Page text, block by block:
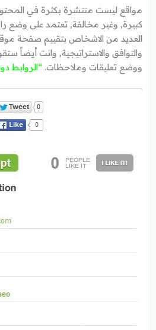
مواقع ليست منتشرة بكثرة في
كبيرة, وغير مخالفة, تعتمد على وضع
العديد من الاشخاص بتقييم صفحة
والتوافق والاستراتيجية, وانت أيضاً
ووضع تعليقات وملاحظات.“الروابط